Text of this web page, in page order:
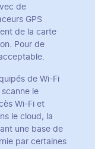
de
GPS
de la carte
Pour de
de Wi-Fi
le
Wi-Fi et
le cloud, la
une base de
par certaines